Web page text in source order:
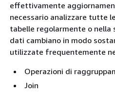
effettivamente
necessario analizzare tutte
tabelle regolarmente o nella
dati cambiano in modo
utilizzate frequentemente
Operazioni di
Join